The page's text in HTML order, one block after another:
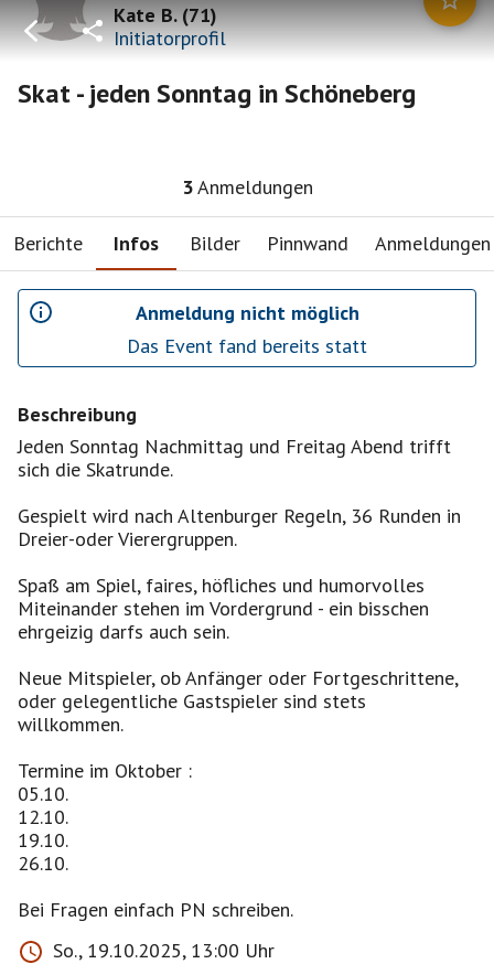
Kate B.(71)
Initiatorprofil
Skat - jeden Sonntag in Schöneberg
3Anmeldungen
Berichte Infos Bilder Pinnwand Anmeldungen
Anmeldung nicht möglich
Das Event fand bereits statt
Beschreibung
Jeden Sonntag Nachmittag und Freitag Abend trifft
sich die Skatrunde.
Gespielt wird nach Altenburger Regeln, 36 Runden in
Dreier-oder Vierergruppen.
Spaß am Spiel, faires, höfliches und humorvolles
Miteinander stehen im Vordergrund - ein bisschen
ehrgeizig darfs auch sein.
Neue Mitspieler, ob Anfänger oder Fortgeschrittene,
oder gelegentliche Gastspieler sind stets
willkommen.
Termine im Oktober :
05.10.
12.10.
19.10.
26.10.
So., 19.10.2025, 13:00 Uhr